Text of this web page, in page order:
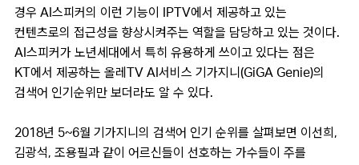
경우 AI스피커의 이런 기능이 IPTV에서 제공하고 있는
컨텐츠로의 접근성을 향상시켜주는 역할을 담당하고 있는 것이다.
AI스피커가 노년세대에서 특히 유용하게 쓰이고 있다는 점은
KT에서 제공하는 올레TV AI서비스 기가지니(GiGA Genie)의
검색어 인기순위만 보더라도 알 수 있다.
2018년 5~6월 기가지니의 검색어 인기 순위를 살펴보면 이선희,
김광석, 조용필과 같이 어르신들이 선호하는 가수들이 주를